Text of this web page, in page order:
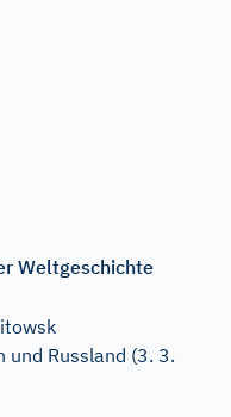
Weltgeschichte
Russland (3. 3.